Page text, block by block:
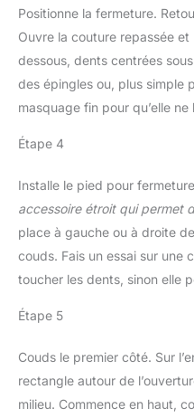
Positionne la fermeture.
Ouvre la couture repassée
dessous, dents centrées
des épingles ou, plus simple
masquage fin pour qu’elle
Étape 4
Installe le pied pour
accessoire étroit qui permet
place à gauche ou à droite
couds. Fais un essai sur une
toucher les dents, sinon elle
Étape 5
Couds le premier côté. Sur
rectangle autour de
milieu. Commence en haut,